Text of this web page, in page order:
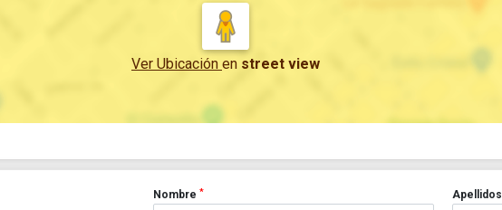
Ver Ubicación en street view
Nombre* Apellidos